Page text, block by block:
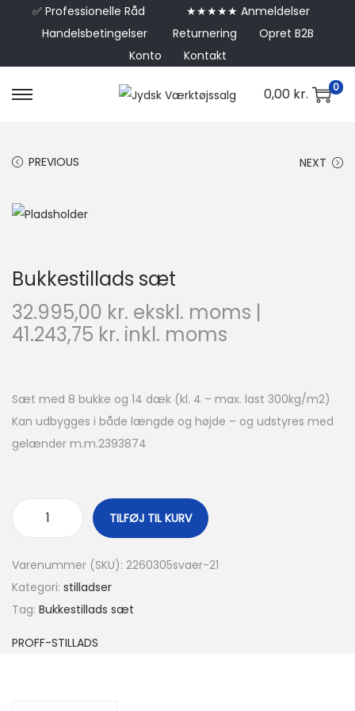
✅ Professionelle Råd
★★★★★ Anmeldelser
Handelsbetingelser
Returnering
Opret B2B
Konto
Kontakt
0,00 kr. 0
PREVIOUS NEXT
Bukkestillads sæt
32.995,00 kr. ekskl. moms |
41.243,75 kr. inkl. moms
Sæt med 8 bukke og 14 dæk (kl. 4 – max. last 300kg/m2)
Kan udbygges i både længde og højde – og udstyres med
gelænder m.m.2393874
TILFØJ TIL KURV
Varenummer (SKU): 2260305svaer-21
Kategori: stilladser
Tag: Bukkestillads sæt
PROFF-STILLADS